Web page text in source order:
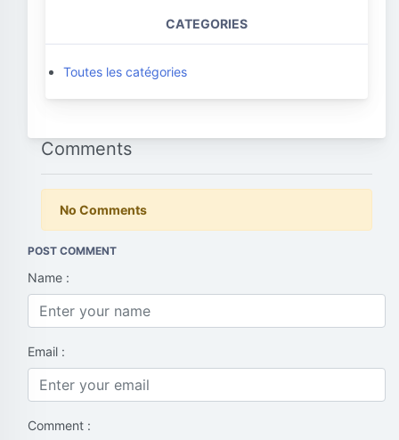
CATEGORIES
Toutes les catégories
Comments
No Comments
POST COMMENT
Name :
Email :
Comment :